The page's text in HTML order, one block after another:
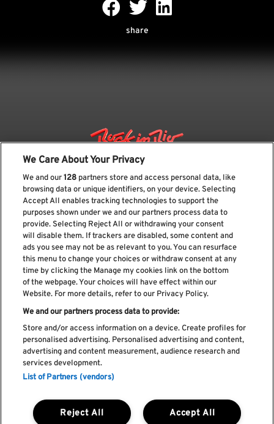
share
Suscríbase a nuestro boletín
He leído y acepto el Política de privacidad
Libro de Reclamaciones
Política de cookies
We Care About Your Privacy
We and our128 partners store and access personal data, like
browsing data or unique identifiers, on your device. Selecting
Accept All enables tracking technologies to support the
purposes shown under we and our partners process data to
provide. Selecting Reject All or withdrawing your consent
will disable them. If trackers are disabled, some content and
ads you see may not be as relevant to you. You can resurface
this menu to change your choices or withdraw consent at any
time by clicking the Manage my cookies link on the bottom
of the webpage. Your choices will have effect within our
Website. For more details, refer to our Privacy Policy.
We and our partners process data to provide:
Store and/or access information on a device. Create profiles for
personalised advertising. Personalised advertising and content,
advertising and content measurement, audience research and
services development.
List of Partners (vendors)
Accept All
Reject All